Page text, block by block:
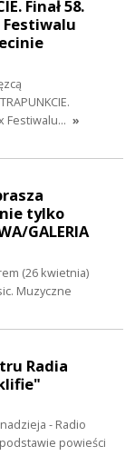
Finał 58.
Festiwalu… »
tylko
GALERIA
(26 kwietnia)
Muzyczne
Radia
- Radio
powieści